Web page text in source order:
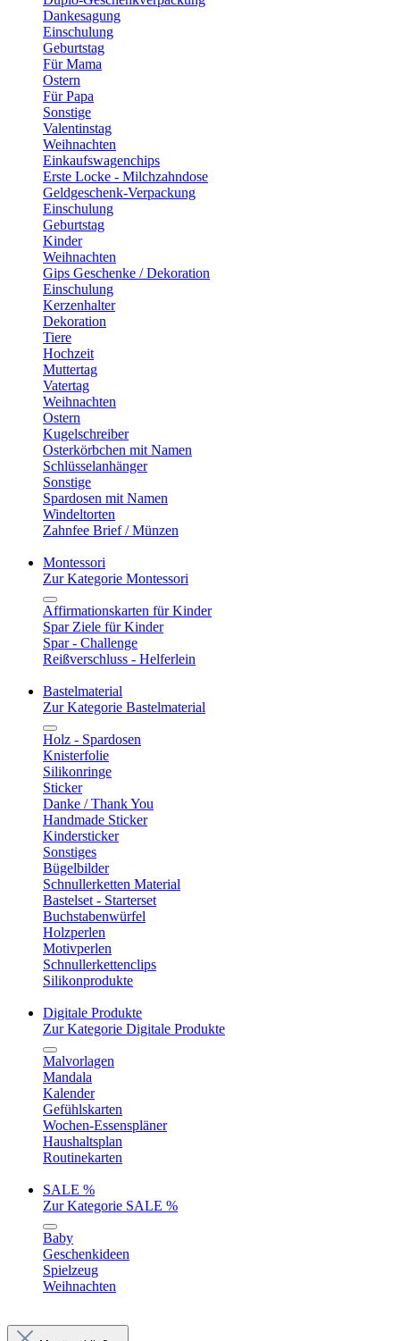
Dankesagung
Einschulung
Geburtstag
Für Mama
Ostern
Für Papa
Sonstige
Valentinstag
Weihnachten
Einkaufswagenchips
Erste Locke - Milchzahndose
Geldgeschenk-Verpackung
Einschulung
Geburtstag
Kinder
Weihnachten
Gips Geschenke / Dekoration
Einschulung
Kerzenhalter
Dekoration
Tiere
Hochzeit
Muttertag
Vatertag
Weihnachten
Ostern
Kugelschreiber
Osterkörbchen mit Namen
Schlüsselanhänger
Sonstige
Spardosen mit Namen
Windeltorten
Zahnfee Brief / Münzen
Montessori
Zur Kategorie Montessori
Affirmationskarten für Kinder
Spar Ziele für Kinder
Spar - Challenge
Reißverschluss - Helferlein
Bastelmaterial
Zur Kategorie Bastelmaterial
Holz - Spardosen
Knisterfolie
Silikonringe
Sticker
Danke / Thank You
Handmade Sticker
Kindersticker
Sonstiges
Bügelbilder
Schnullerketten Material
Bastelset - Starterset
Buchstabenwürfel
Holzperlen
Motivperlen
Schnullerkettenclips
Silikonprodukte
Digitale Produkte
Zur Kategorie Digitale Produkte
Malvorlagen
Mandala
Kalender
Gefühlskarten
Wochen-Essenspläner
Haushaltsplan
Routinekarten
SALE %
Zur Kategorie SALE %
Baby
Geschenkideen
Spielzeug
Weihnachten